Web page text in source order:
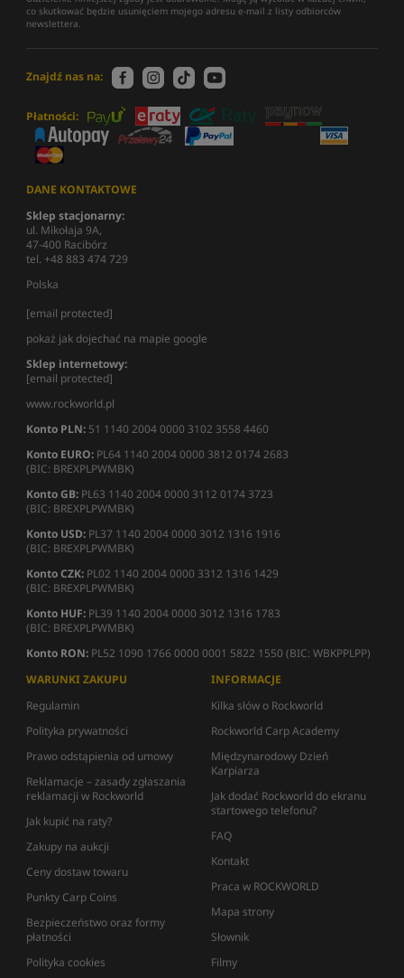
co skutkować będzie usunięciem mojego adresu e-mail z listy odbiorców
newslettera.
Znajdź nas na:
Płatności:
DANE KONTAKTOWE
Sklep stacjonarny:
ul. Mikołaja 9A,
47-400 Racibórz
tel. +48 883 474 729
Polska
[email protected]
pokaż jak dojechać na mapie google
Sklep internetowy:
[email protected]
www.rockworld.pl
Konto PLN: 51 1140 2004 0000 3102 3558 4460
Konto EURO: PL64 1140 2004 0000 3812 0174 2683
(BIC: BREXPLPWMBK)
Konto GB: PL63 1140 2004 0000 3112 0174 3723
(BIC: BREXPLPWMBK)
Konto USD: PL37 1140 2004 0000 3012 1316 1916
(BIC: BREXPLPWMBK)
Konto CZK: PL02 1140 2004 0000 3312 1316 1429
(BIC: BREXPLPWMBK)
Konto HUF: PL39 1140 2004 0000 3012 1316 1783
(BIC: BREXPLPWMBK)
Konto RON: PL52 1090 1766 0000 0001 5822 1550 (BIC: WBKPPLPP)
WARUNKI ZAKUPU
Regulamin
Polityka prywatności
Prawo odstąpienia od umowy
Reklamacje – zasady zgłaszania
reklamacji w Rockworld
Jak kupić na raty?
Zakupy na aukcji
Ceny dostaw towaru
Punkty Carp Coins
Bezpieczeństwo oraz formy
płatności
Polityka cookies
INFORMACJE
Kilka słów o Rockworld
Rockworld Carp Academy
Międzynarodowy Dzień
Karpiarza
Jak dodać Rockworld do ekranu
startowego telefonu?
FAQ
Kontakt
Praca w ROCKWORLD
Mapa strony
Słownik
Filmy